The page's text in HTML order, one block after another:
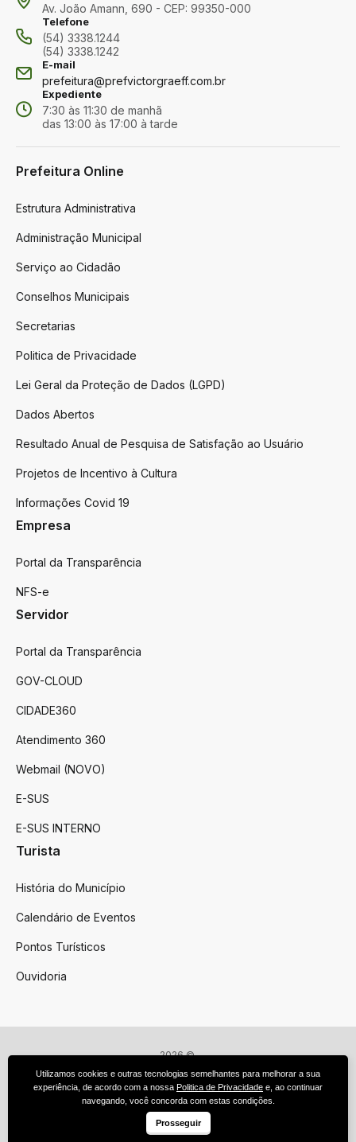
Av. João Amann, 690 - CEP: 99350-000
Telefone
(54) 3338.1244
(54) 3338.1242
E-mail
prefeitura@prefvictorgraeff.com.br
Expediente
7:30 às 11:30 de manhã
das 13:00 às 17:00 à tarde
Prefeitura Online
Estrutura Administrativa
Administração Municipal
Serviço ao Cidadão
Conselhos Municipais
Secretarias
Politica de Privacidade
Lei Geral da Proteção de Dados (LGPD)
Dados Abertos
Resultado Anual de Pesquisa de Satisfação ao Usuário
Projetos de Incentivo à Cultura
Informações Covid 19
Empresa
Portal da Transparência
NFS-e
Servidor
Portal da Transparência
GOV-CLOUD
CIDADE360
Atendimento 360
Webmail (NOVO)
E-SUS
E-SUS INTERNO
Turista
História do Município
Calendário de Eventos
Pontos Turísticos
Ouvidoria
2026 ©
Todos os direitos reservados.
Feito por upside.rs
FacebookInstagram
Utilizamos cookies e outras tecnologias semelhantes para melhorar a sua
experiência, de acordo com a nossa Politica de Privacidade e, ao continuar
navegando, você concorda com estas condições.
Prosseguir